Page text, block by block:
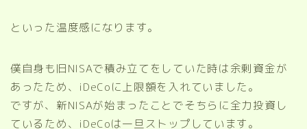
といった温度感になります。
僕自身も旧NISAで積み立てをしていた時は余剰資金が
あったため、iDeCoに上限額を入れていました。
ですが、新NISAが始まったことでそちらに全力投資し
ているため、iDeCoは一旦ストップしています。